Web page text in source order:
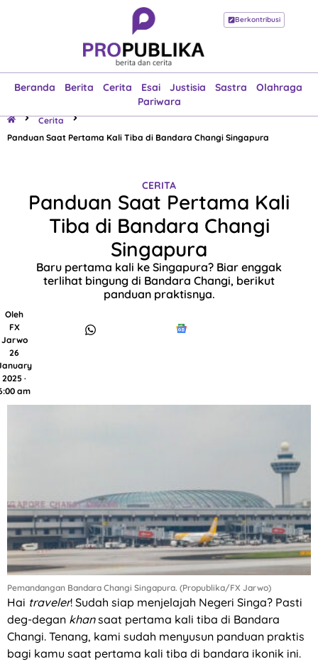
Berkontribusi
Beranda Berita Cerita Esai Justisia Sastra
Olahraga
Pariwara
Beranda
Esai
Justisia
Sastra
Olahraga
Pariwara
Cerita
Panduan Saat Pertama Kali Tiba di Bandara Changi Singapura
CERITA
Panduan Saat Pertama Kali
Tiba di Bandara Changi
Singapura
Baru pertama kali ke Singapura? Biar enggak
terlihat bingung di Bandara Changi, berikut
panduan praktisnya.
Oleh
FX
Jarwo
26
2025 ·
am
Pemandangan Bandara Changi Singapura. (Propublika/FX Jarwo)
Hai traveler! Sudah siap menjelajah Negeri Singa? Pasti
deg-degan khansaat pertama kali tiba di Bandara
Changi. Tenang, kami sudah menyusun panduan praktis
bagi kamu saat pertama kali tiba di bandara ikonik ini.